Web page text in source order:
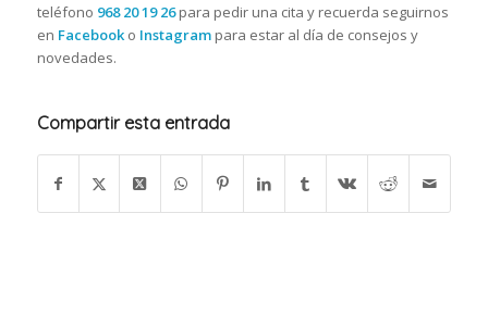
teléfono 968 20 19 26para pedir una cita y recuerda seguirnos
en Facebooko Instagrampara estar al día de consejos y
novedades.
Compartir esta entrada